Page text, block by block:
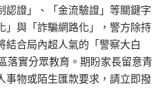
認證」、「金流驗證」等關鍵字
」與「詐騙網路化」，警方除持
結合局內超人氣的「警察大白
落實分眾教育。期盼家長留意青
事物或陌生匯款要求，請立即撥